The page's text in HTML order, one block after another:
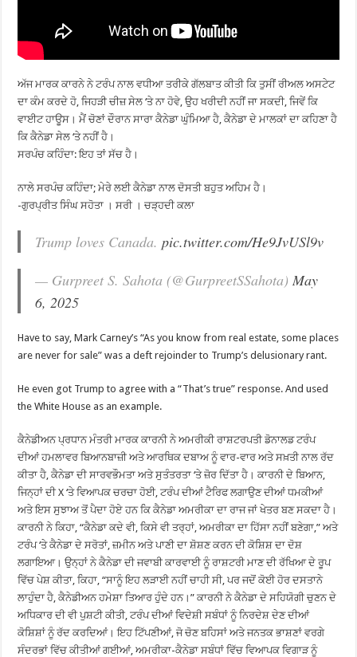
ਅੱਜ ਮਾਰਕ ਕਾਰਨੇ ਨੇ ਟਰੰਪ ਨਾਲ ਵਧੀਆ ਤਰੀਕੇ ਗੱਲਬਾਤ ਕੀਤੀ ਕਿ ਤੁਸੀਂ ਰੀਅਲ ਅਸਟੇਟ
ਦਾ ਕੰਮ ਕਰਦੇ ਹੋ, ਜਿਹੜੀ ਚੀਜ਼ ਸੇਲ ‘ਤੇ ਨਾ ਹੋਵੇ, ਉਹ ਖਰੀਦੀ ਨਹੀਂ ਜਾ ਸਕਦੀ, ਜਿਵੇਂ ਕਿ
ਵਾਈਟ ਹਾਊਸ। ਮੈਂ ਚੋਣਾਂ ਦੌਰਾਨ ਸਾਰਾ ਕੈਨੇਡਾ ਘੁੰਮਿਆ ਹੈ, ਕੈਨੇਡਾ ਦੇ ਮਾਲਕਾਂ ਦਾ ਕਹਿਣਾ ਹੈ
ਕਿ ਕੈਨੇਡਾ ਸੇਲ ‘ਤੇ ਨਹੀਂ ਹੈ।
ਸਰਪੰਚ ਕਹਿੰਦਾ: ਇਹ ਤਾਂ ਸੱਚ ਹੈ।
ਨਾਲੇ ਸਰਪੰਚ ਕਹਿੰਦਾ; ਮੇਰੇ ਲਈ ਕੈਨੇਡਾ ਨਾਲ ਦੋਸਤੀ ਬਹੁਤ ਅਹਿਮ ਹੈ।
-ਗੁਰਪ੍ਰੀਤ ਸਿੰਘ ਸਹੋਤਾ । ਸਰੀ । ਚੜ੍ਹਦੀ ਕਲਾ
Trump loves Canada.pic.twitter.com/He9JvUSl9v
— Gurpreet S. Sahota (@GurpreetSSahota)May
6, 2025
Have to say, Mark Carney’s “As you know from real estate, some places
are never for sale” was a deft rejoinder to Trump’s delusionary rant.
He even got Trump to agree with a “That’s true” response. And used
the White House as an example.
ਕੈਨੇਡੀਅਨ ਪ੍ਰਧਾਨ ਮੰਤਰੀ ਮਾਰਕ ਕਾਰਨੀ ਨੇ ਅਮਰੀਕੀ ਰਾਸ਼ਟਰਪਤੀ ਡੋਨਾਲਡ ਟਰੰਪ
ਦੀਆਂ ਹਮਲਾਵਰ ਬਿਆਨਬਾਜ਼ੀ ਅਤੇ ਆਰਥਿਕ ਦਬਾਅ ਨੂੰ ਵਾਰ-ਵਾਰ ਅਤੇ ਸਖ਼ਤੀ ਨਾਲ ਰੱਦ
ਕੀਤਾ ਹੈ, ਕੈਨੇਡਾ ਦੀ ਸਾਰਵਭੌਮਤਾ ਅਤੇ ਸੁਤੰਤਰਤਾ ‘ਤੇ ਜ਼ੋਰ ਦਿੱਤਾ ਹੈ। ਕਾਰਨੀ ਦੇ ਬਿਆਨ,
ਜਿਨ੍ਹਾਂ ਦੀ X ‘ਤੇ ਵਿਆਪਕ ਚਰਚਾ ਹੋਈ, ਟਰੰਪ ਦੀਆਂ ਟੈਰਿਫ ਲਗਾਉਣ ਦੀਆਂ ਧਮਕੀਆਂ
ਅਤੇ ਇਸ ਸੁਝਾਅ ਤੋਂ ਪੈਦਾ ਹੋਏ ਹਨ ਕਿ ਕੈਨੇਡਾ ਅਮਰੀਕਾ ਦਾ ਰਾਜ ਜਾਂ ਖੇਤਰ ਬਣ ਸਕਦਾ ਹੈ।
ਕਾਰਨੀ ਨੇ ਕਿਹਾ, “ਕੈਨੇਡਾ ਕਦੇ ਵੀ, ਕਿਸੇ ਵੀ ਤਰ੍ਹਾਂ, ਅਮਰੀਕਾ ਦਾ ਹਿੱਸਾ ਨਹੀਂ ਬਣੇਗਾ,” ਅਤੇ
ਟਰੰਪ ‘ਤੇ ਕੈਨੇਡਾ ਦੇ ਸਰੋਤਾਂ, ਜ਼ਮੀਨ ਅਤੇ ਪਾਣੀ ਦਾ ਸ਼ੋਸ਼ਣ ਕਰਨ ਦੀ ਕੋਸ਼ਿਸ਼ ਦਾ ਦੋਸ਼
ਲਗਾਇਆ। ਉਨ੍ਹਾਂ ਨੇ ਕੈਨੇਡਾ ਦੀ ਜਵਾਬੀ ਕਾਰਵਾਈ ਨੂੰ ਰਾਸ਼ਟਰੀ ਮਾਣ ਦੀ ਰੱਖਿਆ ਦੇ ਰੂਪ
ਵਿੱਚ ਪੇਸ਼ ਕੀਤਾ, ਕਿਹਾ, “ਸਾਨੂੰ ਇਹ ਲੜਾਈ ਨਹੀਂ ਚਾਹੀ ਸੀ, ਪਰ ਜਦੋਂ ਕੋਈ ਹੋਰ ਦਸਤਾਨੇ
ਲਾਹੁੰਦਾ ਹੈ, ਕੈਨੇਡੀਅਨ ਹਮੇਸ਼ਾ ਤਿਆਰ ਹੁੰਦੇ ਹਨ।” ਕਾਰਨੀ ਨੇ ਕੈਨੇਡਾ ਦੇ ਸਹਿਯੋਗੀ ਚੁਣਨ ਦੇ
ਅਧਿਕਾਰ ਦੀ ਵੀ ਪੁਸ਼ਟੀ ਕੀਤੀ, ਟਰੰਪ ਦੀਆਂ ਵਿਦੇਸ਼ੀ ਸਬੰਧਾਂ ਨੂੰ ਨਿਰਦੇਸ਼ ਦੇਣ ਦੀਆਂ
ਕੋਸ਼ਿਸ਼ਾਂ ਨੂੰ ਰੱਦ ਕਰਦਿਆਂ। ਇਹ ਟਿੱਪਣੀਆਂ, ਜੋ ਚੋਣ ਬਹਿਸਾਂ ਅਤੇ ਜਨਤਕ ਭਾਸ਼ਣਾਂ ਵਰਗੇ
ਸੰਦਰਭਾਂ ਵਿੱਚ ਕੀਤੀਆਂ ਗਈਆਂ, ਅਮਰੀਕਾ-ਕੈਨੇਡਾ ਸਬੰਧਾਂ ਵਿੱਚ ਵਿਆਪਕ ਵਿਗਾੜ ਨੂੰ